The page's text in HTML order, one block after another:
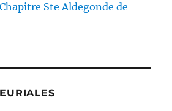
Ste Aldegonde de